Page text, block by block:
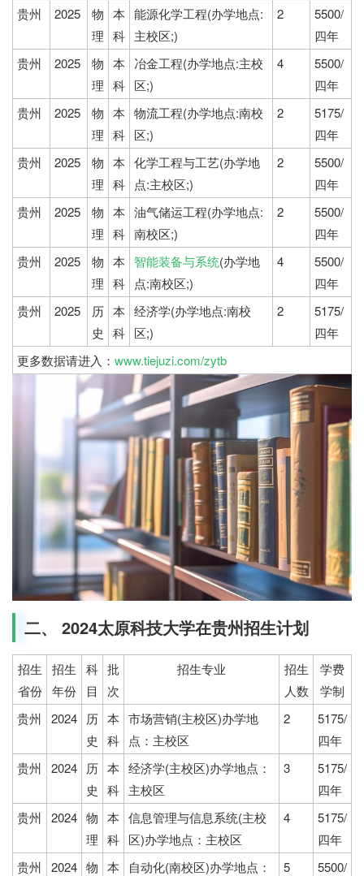
贵州
2025
物
理
本
科
能源化学工程(办学地点:
主校区;)
2
5500/
四年
贵州
2025
物
理
本
科
冶金工程(办学地点:主校
区;)
4
5500/
四年
贵州
2025
物
理
本
科
物流工程(办学地点:南校
区;)
2
5175/
四年
贵州
2025
物
理
本
科
化学工程与工艺(办学地
点:主校区;)
2
5500/
四年
贵州
2025
物
理
本
科
油气储运工程(办学地点:
南校区;)
2
5500/
四年
贵州
2025
物
理
本
科
智能装备与系统(办学地
点:南校区;)
4
5500/
四年
贵州
2025
历
史
本
科
经济学(办学地点:南校
区;)
2
5175/
四年
更多数据请进入： www.tiejuzi.com/zytb
二、 2024太原科技大学在贵州招生计划
招生
省份
招生
年份
科
目
批
次
招生专业
招生
人数
学费
学制
贵州
2024
历
史
本
科
市场营销(主校区)办学地
点：主校区
2
5175/
四年
贵州
2024
历
史
本
科
经济学(主校区)办学地点：
主校区
3
5175/
四年
贵州
2024 物
理
本
科
信息管理与信息系统(主校
区)办学地点：主校区
4
5175/
四年
贵州
2024 物 本 自动化(南校区)办学地点： 5 5500/